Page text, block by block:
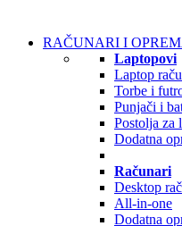
RAČUNARI I
Laptopovi
Laptop
Torbe i
Punjači i
Postolja za
Dodatna
Računari
Desktop
All-in-one
Dodatna